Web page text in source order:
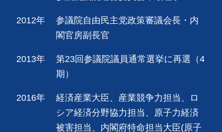
2012年
参議院自由民主党政策審議会長・内
閣官房副長官
2013年
第23回参議院議員通常選挙に再選（4
期）
2016年
経済産業大臣、産業競争力担当、ロ
シア経済分野協力担当、原子力経済
被害担当、内閣府特命担当大臣(原子